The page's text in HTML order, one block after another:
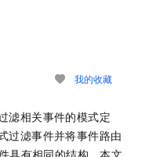
我的收藏
滤相关事件的模式定
过滤事件并将事件路由
具有相同的结构。本文